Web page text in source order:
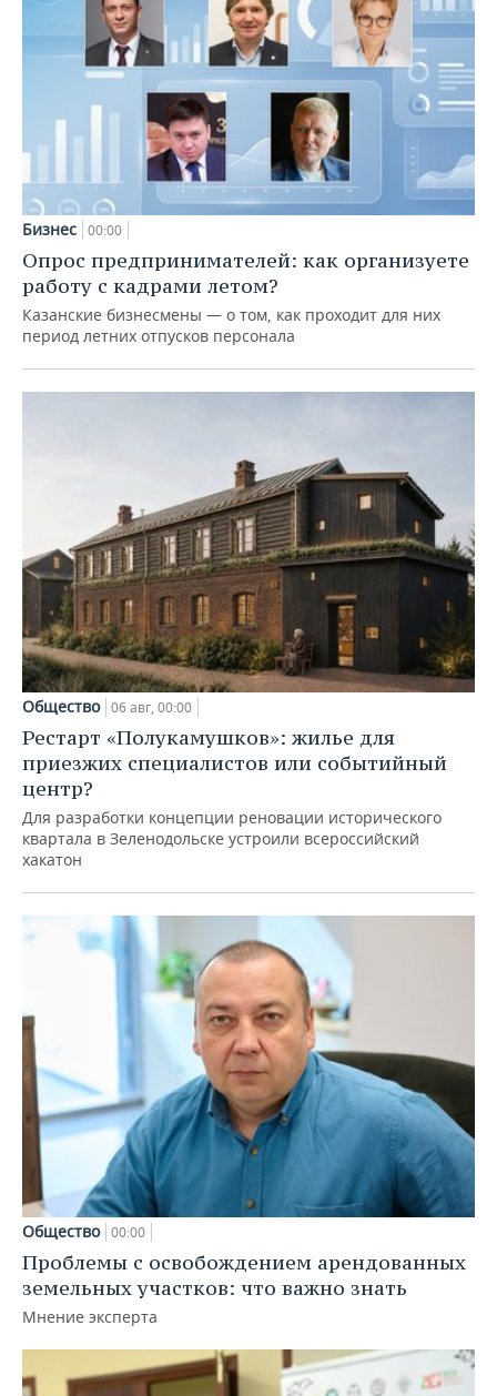
Бизнес 00:00
Опрос предпринимателей: как организуете
работу с кадрами летом?
Казанские бизнесмены — о том, как проходит для них
период летних отпусков персонала
Общество 06 авг, 00:00
Рестарт «Полукамушков»: жилье для
приезжих специалистов или событийный
центр?
Для разработки концепции реновации исторического
квартала в Зеленодольске устроили всероссийский
хакатон
Общество 00:00
Проблемы с освобождением арендованных
земельных участков: что важно знать
Мнение эксперта